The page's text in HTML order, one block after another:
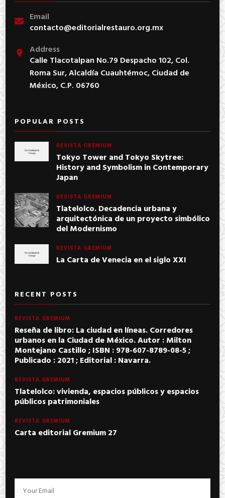
Email
contacto@editorialrestauro.org.mx
Address
Calle Tlacotalpan No.79 Despacho 102, Col.
Roma Sur, Alcaldía Cuauhtémoc, Ciudad de
México, C.P. 06760
POPULAR POSTS
REVISTA GREMIUM
Tokyo Tower and Tokyo Skytree:
History and Symbolism in Contemporary
Japan
REVISTA GREMIUM
Tlatelolco. Decadencia urbana y
arquitectónica de un proyecto simbólico
del Modernismo
REVISTA GREMIUM
La Carta de Venecia en el siglo XXI
RECENT POSTS
REVISTA GREMIUM
Reseña de libro: La ciudad en líneas. Corredores
urbanos en la Ciudad de México. Autor : Milton
Montejano Castillo ; ISBN : 978-607-8789-08-5 ;
Publicado : 2021 ; Editorial : Navarra.
REVISTA GREMIUM
Tlatelolco: vivienda, espacios públicos y espacios
públicos patrimoniales
REVISTA GREMIUM
Carta editorial Gremium 27